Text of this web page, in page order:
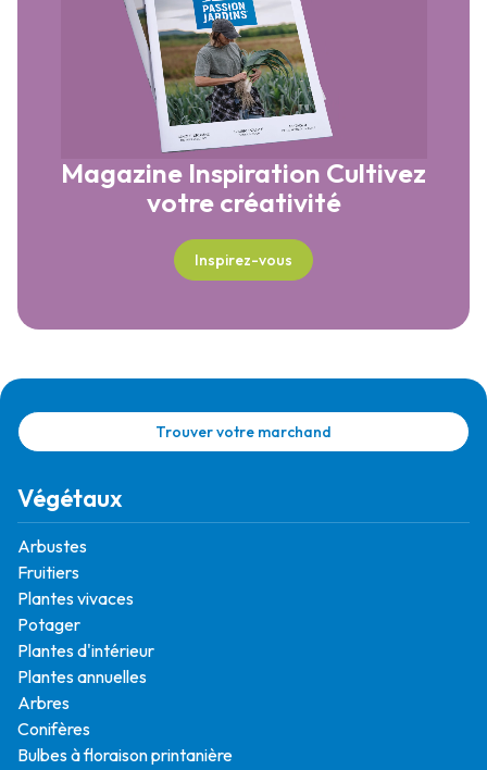
Magazine Inspiration Cultivez
votre créativité
Inspirez-vous
Trouver votre marchand
Végétaux
Arbustes
Fruitiers
Plantes vivaces
Potager
Plantes d'intérieur
Plantes annuelles
Arbres
Conifères
Bulbes à floraison printanière